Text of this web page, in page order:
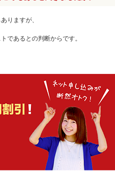
りますが、
であるとの判断からです。